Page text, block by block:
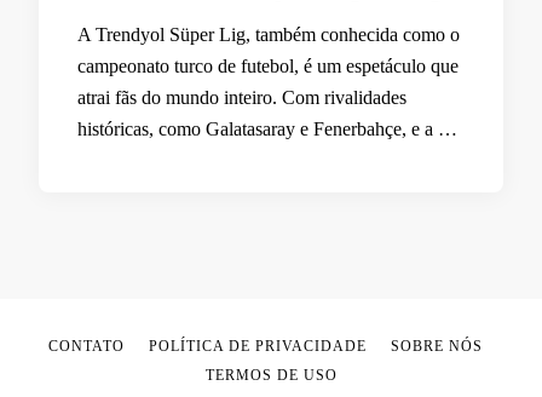
A Trendyol Süper Lig, também conhecida como o
campeonato turco de futebol, é um espetáculo que
atrai fãs do mundo inteiro. Com rivalidades
históricas, como Galatasaray e Fenerbahçe, e a …
CONTATO POLÍTICA DE PRIVACIDADE
SOBRE NÓS
TERMOS DE USO